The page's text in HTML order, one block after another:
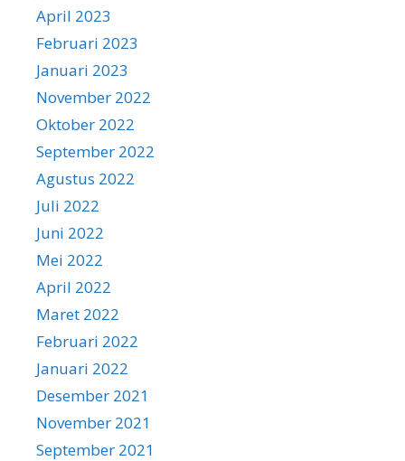
April 2023
Februari 2023
Januari 2023
November 2022
Oktober 2022
September 2022
Agustus 2022
Juli 2022
Juni 2022
Mei 2022
April 2022
Maret 2022
Februari 2022
Januari 2022
Desember 2021
November 2021
September 2021